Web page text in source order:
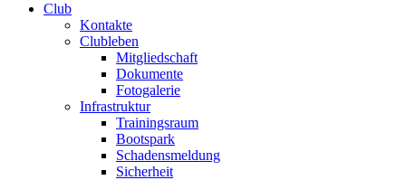
Club
Kontakte
Clubleben
Mitgliedschaft
Dokumente
Fotogalerie
Infrastruktur
Trainingsraum
Bootspark
Schadensmeldung
Sicherheit